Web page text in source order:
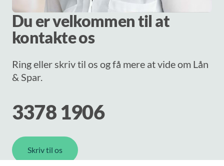
Du er velkommen til at
kontakte os
Ring eller skriv til os og få mere at vide om Lån
& Spar.
3378 1906
Skriv til os